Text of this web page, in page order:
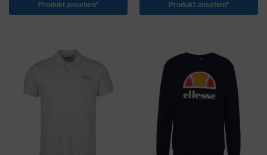
Produkt ansehen* Produkt ansehen*